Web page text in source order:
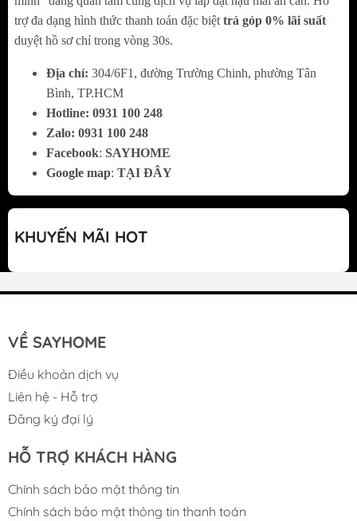
Đường nét gia công tỉ mỉ, đảm bảo độ bền và
thẩm mỹ lâu dài.
Ứng Dụng Linh Hoạt Trong Nhiều Không Gian
Phù hợp lắp đặt cho tủ bếp, tủ quần áo, ngăn
kéo, tủ rượu, tủ phòng tắm hay tủ đầu
thất: hiện đại, tối giản hoặc bán cổ điển.
Mang lại sự đồng bộ, sang trọng và tinh gọn
Tay Nắm Tủ – Chi Tiết Nhỏ, Ảnh Hưởng Lớn
Một chiếc tay nắm tủ tưởng chừng nhỏ bé
về căn phòng.
Tay nắm tủ bán nguyệt màu vàng gold mang
lại điểm nhấn sang trọng, tinh tế cho không
gian.
nội thất và thể hiện phong cách riêng của gia
trợ đa dạng hình thức thanh toán đặc biệt trả góp 0% lãi suất
duyệt hồ sơ chỉ trong vòng 30s.
Địa chỉ: 304/6F1, đường Trường Chinh, phường Tân
Bình, TP.HCM
Hotline: 0931 100 248
Zalo: 0931 100 248
Facebook: SAYHOME
Google map: TẠI ĐÂY
KHUYẾN MÃI HOT
VỀ SAYHOME
Điều khoản dịch vụ
Liên hệ - Hỗ trợ
Đăng ký đại lý
HỖ TRỢ KHÁCH HÀNG
Chính sách bảo mật thông tin
Chính sách bảo mật thông tin thanh toán